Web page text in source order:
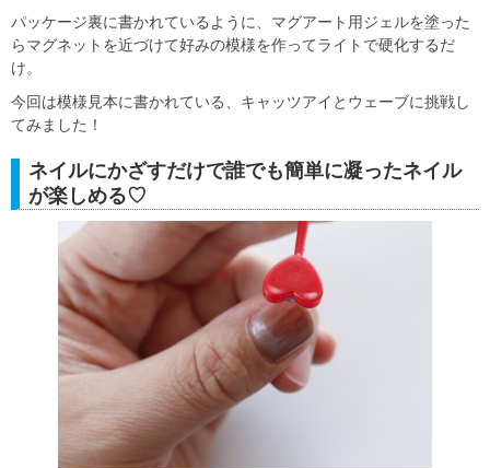
パッケージ裏に書かれているように、マグアート用ジェルを塗った
らマグネットを近づけて好みの模様を作ってライトで硬化するだ
け。
今回は模様見本に書かれている、キャッツアイとウェーブに挑戦し
てみました！
ネイルにかざすだけで誰でも簡単に凝ったネイル
が楽しめる♡